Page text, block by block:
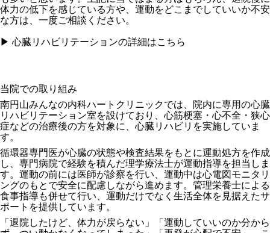
体力の低下を感じている方や、運動をどこまでしていいか不安
な方は、一度ご相談ください。
▶ 心臓リハビリテーションの詳細はこちら
当院での取り組み
南円山みんなの内科ハートクリニックでは、院内に専用の心臓
リハビリテーション室を設けており、心筋梗塞・心不全・狭心
症などの治療後の方を対象に、心臓リハビリを実施していま
す。
循環器専門医が心臓の状態や検査結果をもとに運動処方を作成
し、専門病院で経験を積んだ理学療法士が運動指導を担当しま
す。運動の前には医師が診察を行い、運動中は心電図モニタリ
ングのもとで安全に配慮しながら進めます。管理栄養士による
食事指導も併せて行い、運動だけでなく生活全体を見据えたサ
ポートを提供しています。
「退院したけど、体力が戻らない」「運動していいのか分から